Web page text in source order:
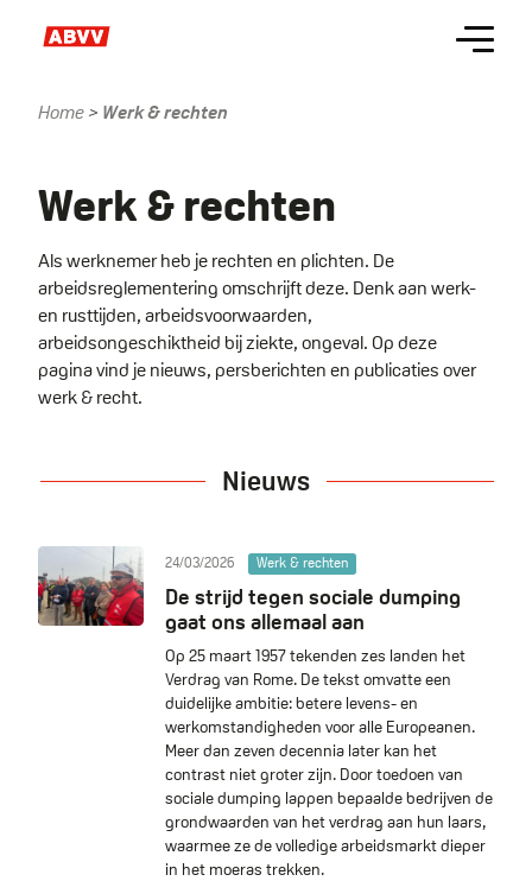
Menu
Home Werk & rechten
Name
Werk & rechten
Als werknemer heb je rechten en plichten. De
arbeidsreglementering omschrijft deze. Denk aan werk-
en rusttijden, arbeidsvoorwaarden,
arbeidsongeschiktheid bij ziekte, ongeval. Op deze
pagina vind je nieuws, persberichten en publicaties over
werk & recht.
Nieuws
24/03/2026 Werk & rechten
De strijd tegen sociale dumping
gaat ons allemaal aan
Op 25 maart 1957 tekenden zes landen het
Verdrag van Rome. De tekst omvatte een
duidelijke ambitie: betere levens- en
werkomstandigheden voor alle Europeanen.
Meer dan zeven decennia later kan het
contrast niet groter zijn. Door toedoen van
sociale dumping lappen bepaalde bedrijven de
grondwaarden van het verdrag aan hun laars,
waarmee ze de volledige arbeidsmarkt dieper
in het moeras trekken.